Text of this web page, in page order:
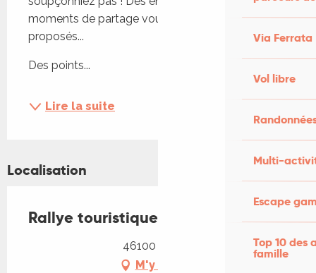
Via Ferrata
Vol libre
Multi-
Escape
Top 10 des
famille
moments de partage vous seront également
proposés...
Des points...
Lire la suite
Localisation
Rallye touristique : Rock'ccitanie
46100 Figeac
M'y rendre